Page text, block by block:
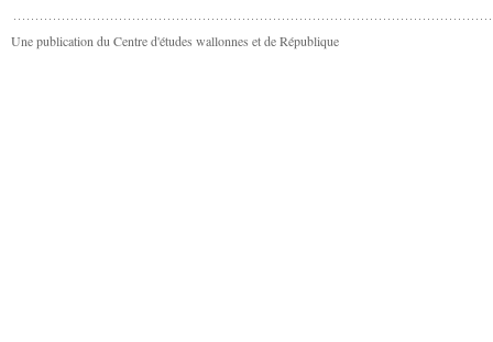
Une publication du Centre d'études wallonnes et de République